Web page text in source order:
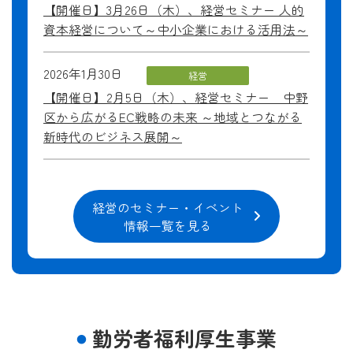
【開催日】3月26日（木）、経営セミナー 人的
資本経営について～中小企業における活用法～
2026年1月30日 経営
【開催日】2月5日（木）、経営セミナー 中野
区から広がるEC戦略の未来 ～地域とつながる
新時代のビジネス展開～
経営のセミナー・イベント
情報一覧を見る
勤労者福利厚生事業